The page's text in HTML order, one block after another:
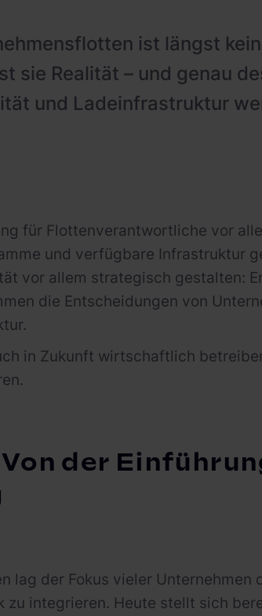
ist längst
sie Realität – und genau
und Ladeinfrastruktur
für Flottenverantwortliche vor
und verfügbare Infrastruktur
vor allem strategisch gestalten:
die Entscheidungen von
in Zukunft wirtschaftlich
der
lag der Fokus vieler Unternehmen
zu integrieren. Heute stellt sich